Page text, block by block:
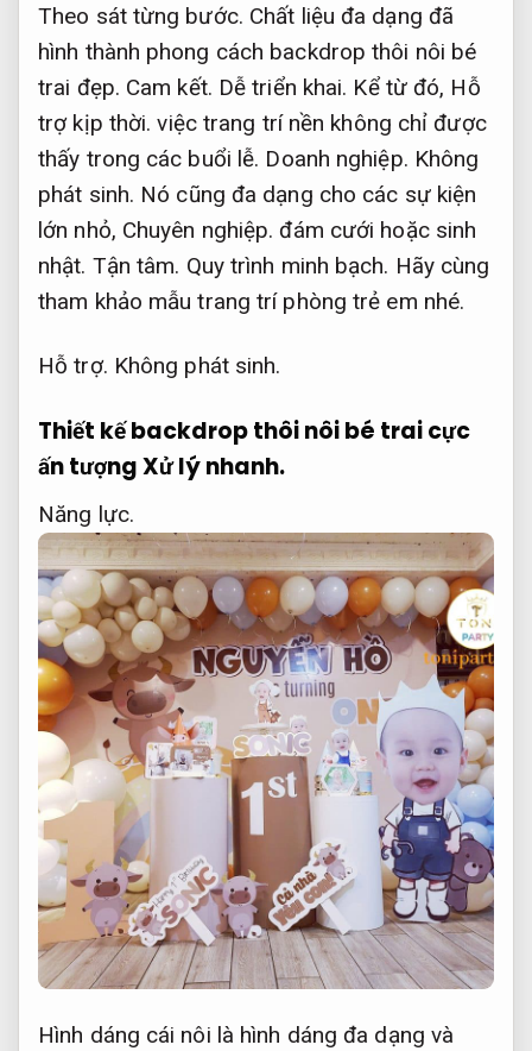
Theo sát từng bước. Chất liệu đa dạng đã
hình thành phong cách backdrop thôi nôi bé
trai đẹp. Cam kết. Dễ triển khai. Kể từ đó, Hỗ
trợ kịp thời. việc trang trí nền không chỉ được
thấy trong các buổi lễ. Doanh nghiệp. Không
phát sinh. Nó cũng đa dạng cho các sự kiện
lớn nhỏ, Chuyên nghiệp. đám cưới hoặc sinh
nhật. Tận tâm. Quy trình minh bạch. Hãy cùng
tham khảo mẫu trang trí phòng trẻ em nhé.
Hỗ trợ. Không phát sinh.
Thiết kế backdrop thôi nôi bé trai cực
ấn tượngXử lý nhanh.
Năng lực.
Hình dáng cái nôi là hình dáng đa dạng và